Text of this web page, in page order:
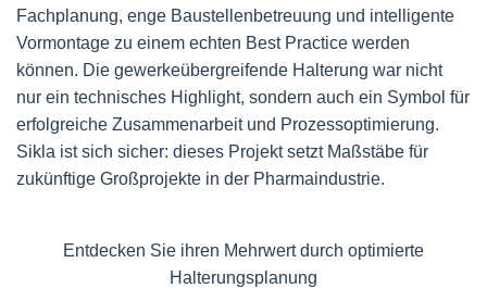
Fachplanung, enge Baustellenbetreuung und intelligente
Vormontage zu einem echten Best Practice werden
können. Die gewerkeübergreifende Halterung war nicht
nur ein technisches Highlight, sondern auch ein Symbol für
erfolgreiche Zusammenarbeit und Prozessoptimierung.
Sikla ist sich sicher: dieses Projekt setzt Maßstäbe für
zukünftige Großprojekte in der Pharmaindustrie.
Entdecken Sie ihren Mehrwert durch optimierte
Halterungsplanung